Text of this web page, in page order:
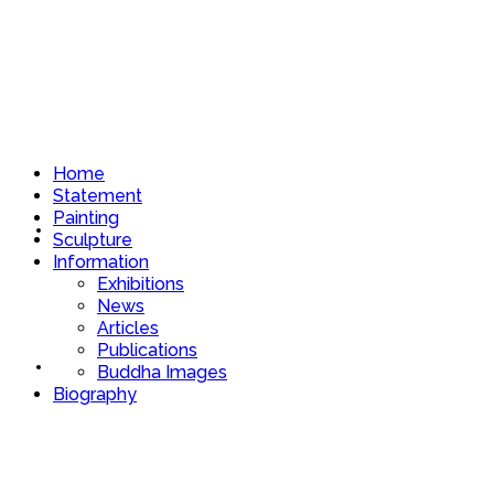
Home
Statement
Home
Statement
Painting
Sculpture
Information
Exhibitions
News
Articles
Publications
Buddha Images
Biography